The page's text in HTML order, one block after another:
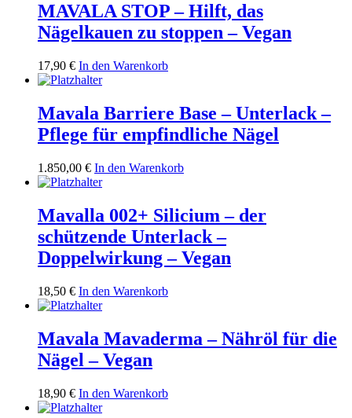
MAVALA STOP – Hilft, das
Nägelkauen zu stoppen – Vegan
17,90 € In den Warenkorb
Mavala Barriere Base – Unterlack –
Pflege für empfindliche Nägel
1.850,00 € In den Warenkorb
Mavalla 002+ Silicium – der
schützende Unterlack –
Doppelwirkung – Vegan
18,50 € In den Warenkorb
Mavala Mavaderma – Nähröl für die
Nägel – Vegan
18,90 € In den Warenkorb